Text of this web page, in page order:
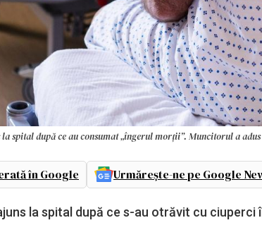
spital după ce au consumat „îngerul morții”. Muncitorul a
în Google Urmărește-ne pe Google
la spital după ce s-au otrăvit cu